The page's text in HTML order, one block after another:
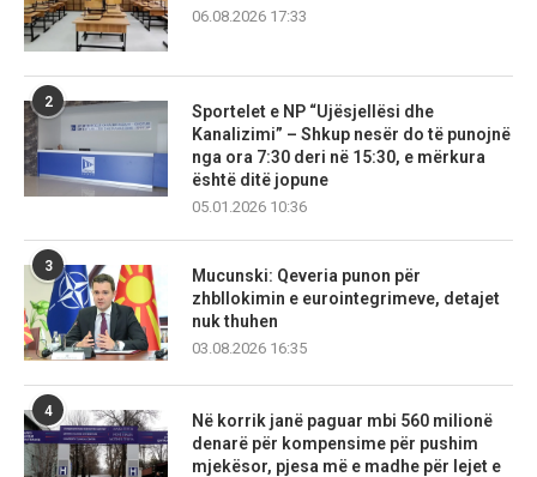
06.08.2026 17:33
2
Sportelet e NP “Ujësjellësi dhe
Kanalizimi” – Shkup nesër do të punojnë
nga ora 7:30 deri në 15:30, e mërkura
është ditë jopune
05.01.2026 10:36
3
Mucunski: Qeveria punon për
zhbllokimin e eurointegrimeve, detajet
nuk thuhen
03.08.2026 16:35
4
Në korrik janë paguar mbi 560 milionë
denarë për kompensime për pushim
mjekësor, pjesa më e madhe për lejet e